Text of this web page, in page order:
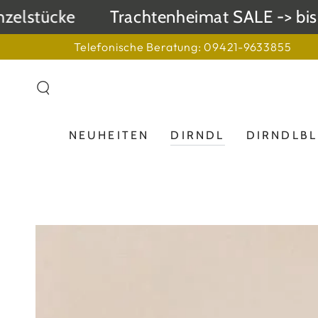
ZUM INHALT
SPRINGEN
Trachtenheimat SALE -> bis
Telefonische Beratung: 09421-9633855
NEUHEITEN DIRNDL